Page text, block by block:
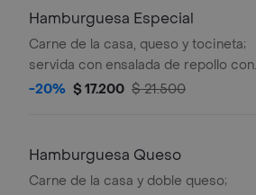
Hamburguesa Especial
Carne de la casa, queso y tocineta;
servida con ensalada de repollo con
zanahoria, pepino agridulce, cebolla
-20% $ 17.200 $ 21.500
Hamburguesa Queso
Carne de la casa y doble queso;